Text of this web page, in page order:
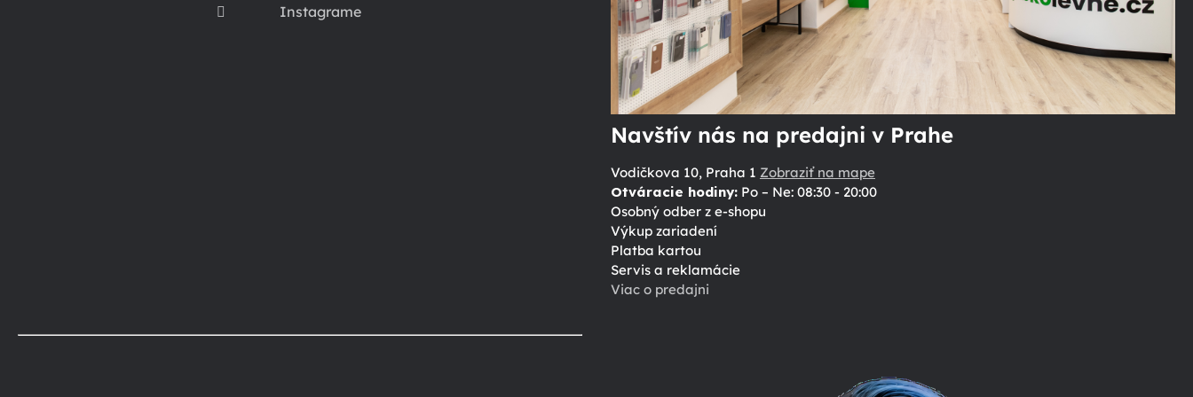
Instagrame
Navštív nás na predajni v Prahe
Vodičkova 10, Praha 1 Zobraziť na mape
Otváracie hodiny:Po – Ne: 08:30 - 20:00
Osobný odber z e-shopu
Výkup zariadení
Platba kartou
Servis a reklamácie
Viac o predajni